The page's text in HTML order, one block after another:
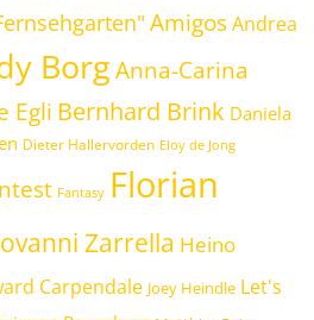
Amigos Andrea
Borg Anna-Carina
Egli Bernhard Brink Daniela
Dieter Hallervorden Eloy de Jong
Fantasy Florian
Zarrella Heino
Carpendale Joey Heindle Let's